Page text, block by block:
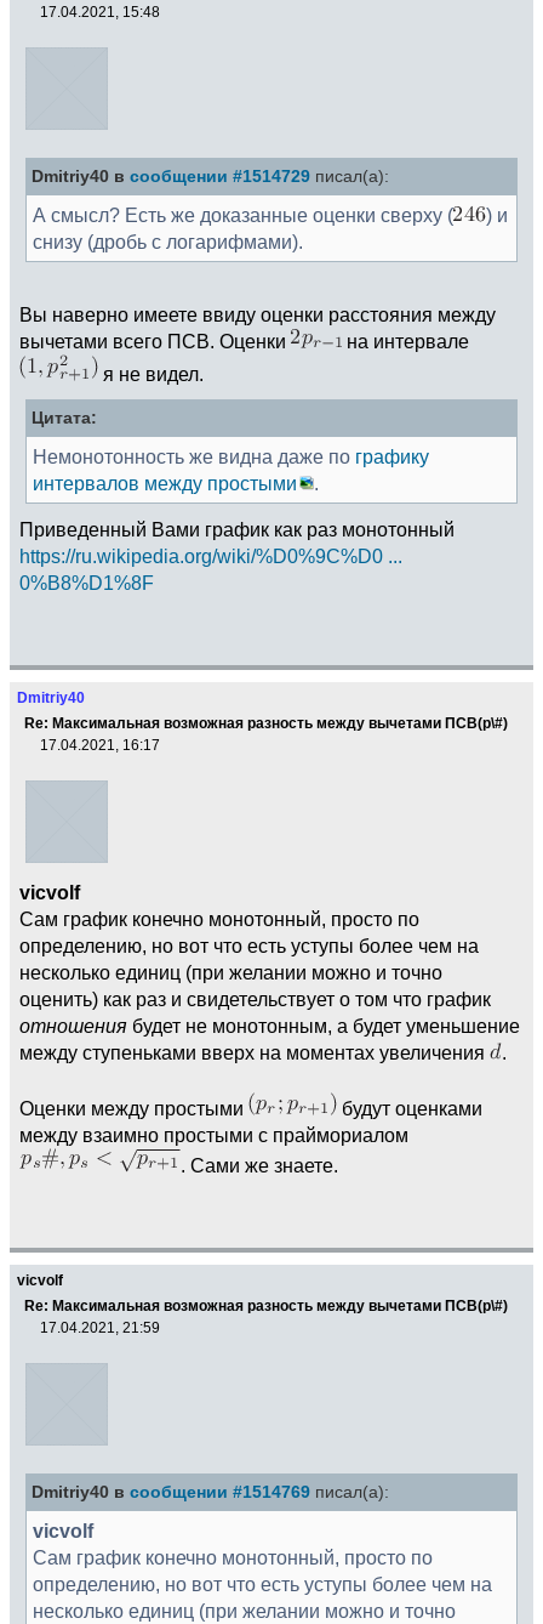
17.04.2021, 15:48
Dmitriy40 в сообщении #1514729 писал(а):
А смысл? Есть же доказанные оценки сверху (
) и
снизу (дробь с логарифмами).
Вы наверно имеете ввиду оценки расстояния между
вычетами всего ПСВ. Оценки
на интервале
я не видел.
Цитата:
Немонотонность же видна даже по графику
интервалов между простыми
.
Приведенный Вами график как раз монотонный
https://ru.wikipedia.org/wiki/%D0%9C%D0 ...
0%B8%D1%8F
Dmitriy40
Re: Максимальная возможная разность между вычетами ПСВ(p\#)
17.04.2021, 16:17
vicvolf
Сам график конечно монотонный, просто по
определению, но вот что есть уступы более чем на
несколько единиц (при желании можно и точно
оценить) как раз и свидетельствует о том что график
отношения будет не монотонным, а будет уменьшение
между ступеньками вверх на моментах увеличения
.
Оценки между простыми
будут оценками
между взаимно простыми с праймориалом
. Сами же знаете.
vicvolf
Re: Максимальная возможная разность между вычетами ПСВ(p\#)
17.04.2021, 21:59
Dmitriy40 в сообщении #1514769 писал(а):
vicvolf
Сам график конечно монотонный, просто по
определению, но вот что есть уступы более чем на
несколько единиц (при желании можно и точно